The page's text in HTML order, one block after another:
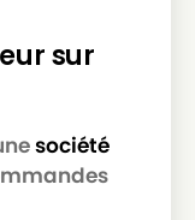
sur
société